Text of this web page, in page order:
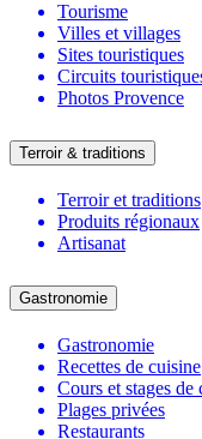
Tourisme
Villes et villages
Sites touristiques
Circuits
Photos Provence
Terroir & traditions
Terroir et traditions
Produits régionaux
Artisanat
Gastronomie
Gastronomie
Recettes de cuisine
Cours et stages de
Plages privées
Restaurants